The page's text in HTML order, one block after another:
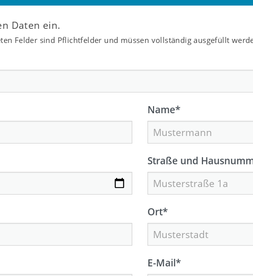
Daten ein.
Felder sind Pflichtfelder und müssen vollständig ausgefüllt
Name*
Straße und
Ort*
E-Mail*